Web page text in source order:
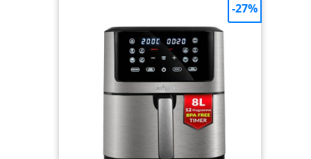
(tests effectués en 2024 avec des frites surgelées)
RÉPARABILITÉ 15ANS AU JUSTE PRIX: engagement
de réparabilité 15ans au juste prix grâce à notre
réseau de 6200réparateurs dans le monde, pour
contribuer à la protection de l’environnement et à
la réduction des déchets PLATS ÉQUILIBRÉS: pizza
croustillante ou saumon parfaitement grillé,
préparez une multitude de plats savoureux et
équilibrés qui plairont à tout le monde
NETTOYAGE FACILE: le panier de cuisson
antiadhésif et compatible lave-vaisselle pour un
nettoyage sans effort APPLICATION MYMOULINEX:
idées de recettes en fonction de vos goûts, du
temps ou des ingrédients que vous avez, créez
-27%